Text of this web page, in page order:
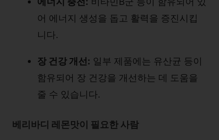
어 에너지 생성을 돕고 활력을 증진시킵
니다.
장 건강 개선: 일부 제품에는 유산균 등이
함유되어 장 건강을 개선하는 데 도움을
줄 수 있습니다.
베리바디 레몬맛이 필요한 사람